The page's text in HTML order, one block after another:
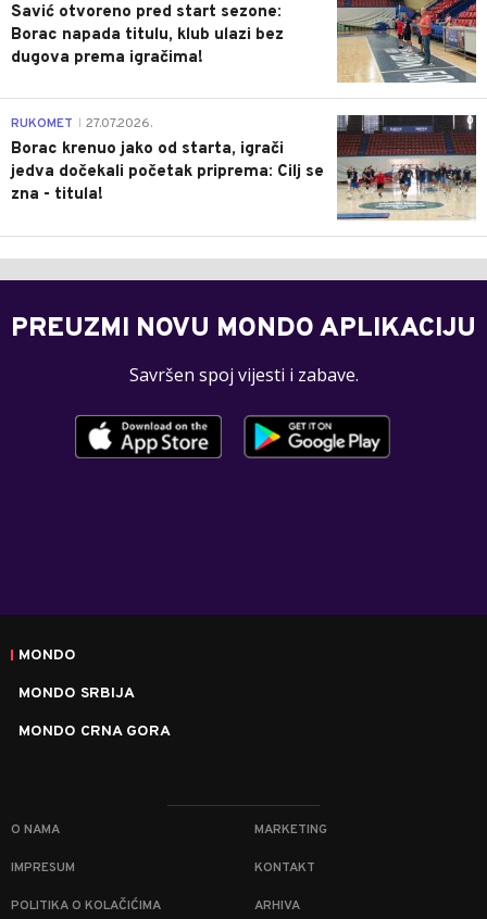
Savić otvoreno pred start sezone:
Borac napada titulu, klub ulazi bez
dugova prema igračima!
0
RUKOMET 27.07.2026.
Borac krenuo jako od starta, igrači
jedva dočekali početak priprema: Cilj se
zna - titula!
PREUZMI NOVU MONDO APLIKACIJU
Savršen spoj vijesti i zabave.
MONDO
MONDO SRBIJA
MONDO CRNA GORA
O NAMA MARKETING
IMPRESUM KONTAKT
POLITIKA O KOLAČIĆIMA ARHIVA